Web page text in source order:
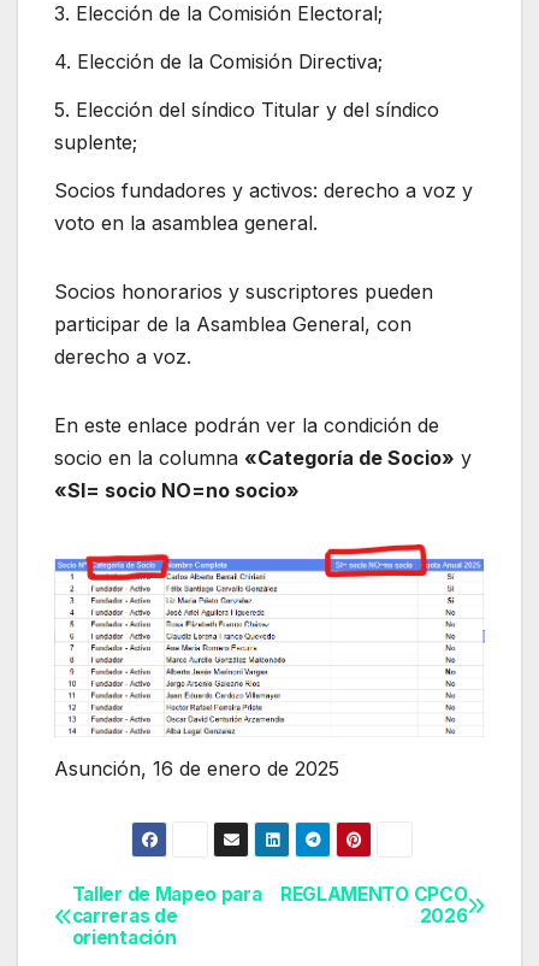
3. Elección de la Comisión Electoral;
4. Elección de la Comisión Directiva;
5. Elección del síndico Titular y del síndico
suplente;
Socios fundadores y activos: derecho a voz y
voto en la asamblea general.
Socios honorarios y suscriptores pueden
participar de la Asamblea General, con
derecho a voz.
En este enlace podrán ver la condición de
socio en la columna «Categoría de Socio» y
«SI= socio NO=no socio»
Asunción, 16 de enero de 2025
Navegación
REGLAMENTO CPCO
2026
Taller de Mapeo para
carreras de
orientación